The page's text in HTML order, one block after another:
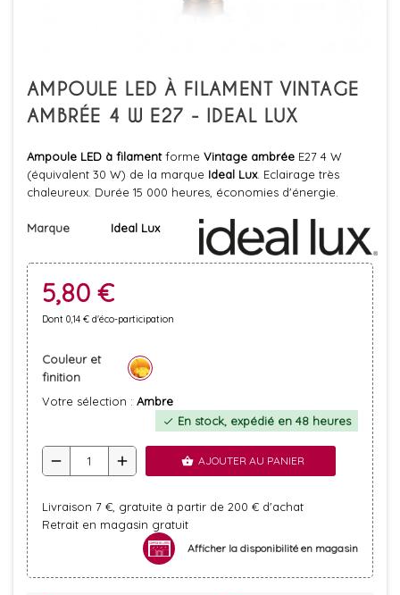
AMPOULE LED À FILAMENT VINTAGE
AMBRÉE 4 W E27 - IDEAL LUX
Ampoule LED à filamentforme Vintage ambrée E27 4 W
(équivalent 30 W) de la marque Ideal Lux. Eclairage très
chaleureux. Durée 15 000 heures, économies d'énergie.
Marque Ideal Lux
5,80 €
Dont 0,14 € d'éco-participation
Couleur et
finition
Votre sélection : Ambre
check En stock, expédié en 48 heures
remove add shopping_basket AJOUTER AU PANIER
Livraison 7 €, gratuite à partir de 200 € d'achat
Retrait en magasin gratuit
Afficher la disponibilité en magasin